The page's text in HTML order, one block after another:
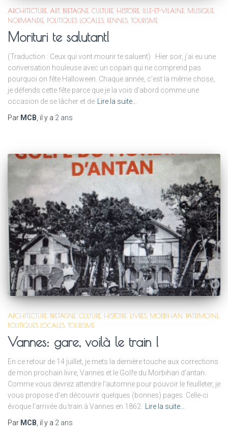
ARCHITECTURE ART BRETAGNE CULTURE HISTOIRE ILLE-ET-VILAINE MUSIQUE
NORMANDIE POLITIQUES LOCALES RENNES TOURISME
Morituri te salutant!
(Traduction : Ceux qui vont mourir te saluent) Hier soir, j’ai eu une
conversation houleuse avec un copain qui ne comprend pas
pourquoi on fête Halloween. Chaque année, c’est la même chose,
je défends cette fête parce que je la vois d’abord comme une
occasion de se lâcher et de
Lire la suite…
Par MCB , il y a 2 ans
ARCHITECTURE BRETAGNE CULTURE HISTOIRE LIVRES MORBIHAN PATRIMOINE
POLITIQUES LOCALES TOURISME
Vannes: gare, voilà le train !
En ce retour de 14 juillet, je mets la dernière touche aux corrections
de mon prochain livre, Vannes et le Golfe du Morbihan d’antan.
Comme vous devrez attendre l’automne pour pouvoir le feuilleter, je
vous propose d’en découvrir quelques (bonnes) pages. Celle-ci
évoque l’arrivée du train à Vannes en 1862.
Lire la suite…
Par MCB , il y a 2 ans